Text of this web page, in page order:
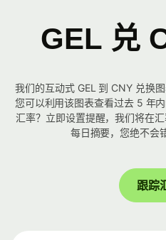
GEL 兑
我们的互动式 GEL 到 CNY 兑换
您可以利用该图表查看过去 5 年
汇率？立即设置提醒，我们将在
每日摘要，您绝不会
跟踪